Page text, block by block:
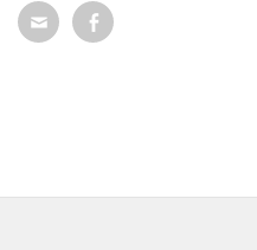
Seite per E-Mail
Seite auf